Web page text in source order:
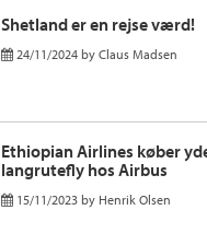
Shetland er en rejse værd!
24/11/2024 by Claus Madsen
Ethiopian Airlines køber
langrutefly hos Airbus
15/11/2023 by Henrik Olsen